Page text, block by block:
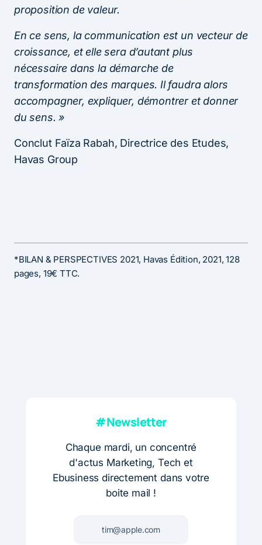
proposition de valeur.
En ce sens, la communication est un vecteur de
croissance, et elle sera d’autant plus
nécessaire dans la démarche de
transformation des marques. Il faudra alors
accompagner, expliquer, démontrer et donner
du sens. »
Conclut Faïza Rabah, Directrice des Etudes,
Havas Group
*BILAN & PERSPECTIVES 2021, Havas Édition, 2021, 128
pages, 19€ TTC.
#Newsletter
Chaque mardi, un concentré
d'actus Marketing, Tech et
Ebusiness directement dans votre
boite mail !